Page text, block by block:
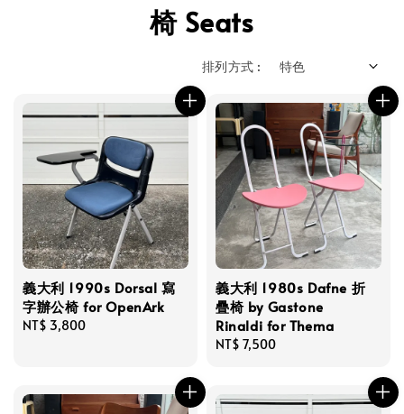
椅 Seats
排列方式 :
義大利 1990s Dorsal 寫
字辦公椅 for OpenArk
Regular
NT$ 3,800
義大利 1980s Dafne 折
疊椅 by Gastone
Rinaldi for Thema
Regular
NT$ 7,500